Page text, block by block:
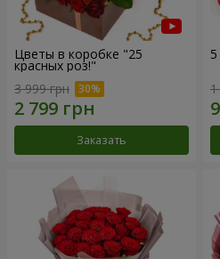
Цветы в коробке "25
красных роз!"
3 999 грн
Заказать
1